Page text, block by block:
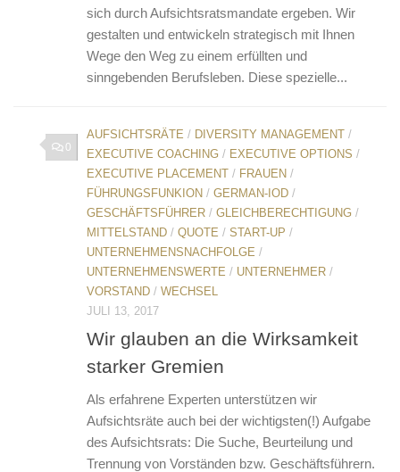
sich durch Aufsichtsratsmandate ergeben. Wir
gestalten und entwickeln strategisch mit Ihnen
Wege den Weg zu einem erfüllten und
sinngebenden Berufsleben. Diese spezielle...
0
AUFSICHTSRÄTE / DIVERSITY MANAGEMENT /
EXECUTIVE COACHING / EXECUTIVE OPTIONS /
EXECUTIVE PLACEMENT / FRAUEN /
FÜHRUNGSFUNKION / GERMAN-IOD /
GESCHÄFTSFÜHRER / GLEICHBERECHTIGUNG /
MITTELSTAND / QUOTE / START-UP /
UNTERNEHMENSNACHFOLGE /
UNTERNEHMENSWERTE / UNTERNEHMER /
VORSTAND / WECHSEL
JULI 13, 2017
Wir glauben an die Wirksamkeit
starker Gremien
Als erfahrene Experten unterstützen wir
Aufsichtsräte auch bei der wichtigsten(!) Aufgabe
des Aufsichtsrats: Die Suche, Beurteilung und
Trennung von Vorständen bzw. Geschäftsführern.